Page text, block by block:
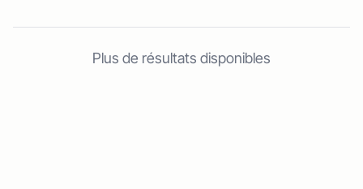
Plus de résultats disponibles